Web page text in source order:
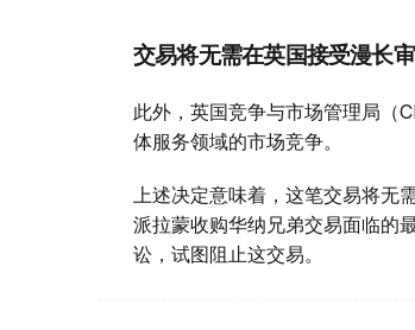
交易将无需在英国接受漫长
此外，英国竞争与市场管理局（
体服务领域的市场竞争。
上述决定意味着，这笔交易将无
派拉蒙收购华纳兄弟交易面临的
讼，试图阻止这交易。